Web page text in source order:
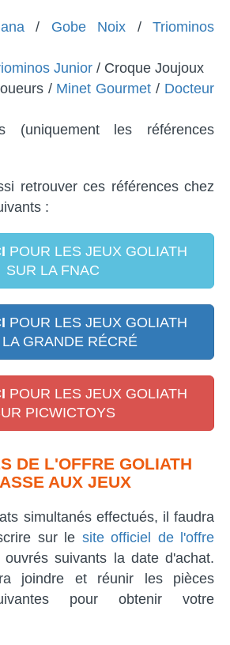
/ Gobe Noix / Triominos
Junior / Croque Joujoux
/ Minet Gourmet / Docteur
(uniquement les références
retrouver ces références chez
:
POUR LES JEUX GOLIATH
SUR LA FNAC
POUR LES JEUX GOLIATH
GRANDE RÉCRÉ
POUR LES JEUX GOLIATH
PICWICTOYS
DE L'OFFRE GOLIATH
AUX JEUX
simultanés effectués, il faudra
sur le site officiel de l'offre
suivants la date d'achat.
joindre et réunir les pièces
pour obtenir votre